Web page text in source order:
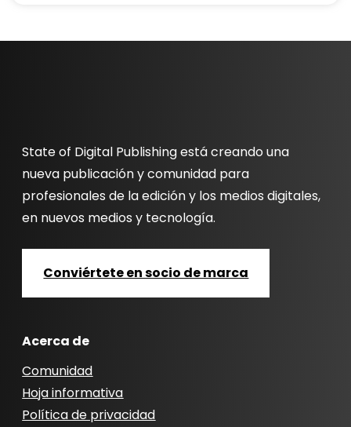
State of Digital Publishing está creando una
nueva publicación y comunidad para
profesionales de la edición y los medios digitales,
en nuevos medios y tecnología.
Conviértete en socio de marca
Acerca de
Comunidad
Hoja informativa
Política de privacidad